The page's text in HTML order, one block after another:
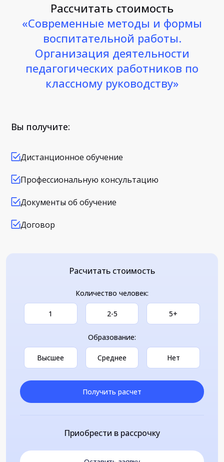
Рассчитать стоимость
«Современные методы и формы
воспитательной работы.
Организация деятельности
педагогических работников по
классному руководству»
Вы получите:
Дистанционное обучение
Профессиональную консультацию
Документы об обучение
Договор
Расчитать стоимость
Количество человек:
1 2-5 5+
Образование:
Высшее Среднее Нет
Получить расчет
Приобрести в рассрочку